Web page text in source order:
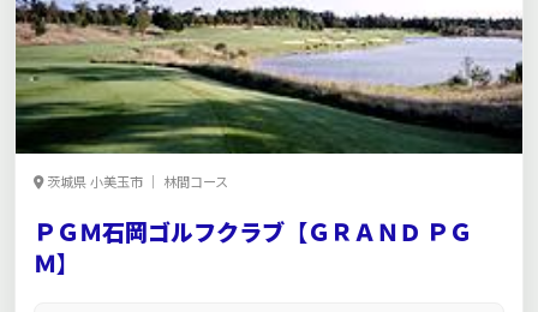
茨城県 小美玉市 ｜ 林間コース
ＰＧＭ石岡ゴルフクラブ【ＧＲＡＮＤ ＰＧ
Ｍ】